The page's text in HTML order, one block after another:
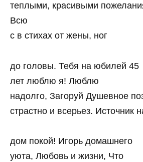
теплыми, красивыми
Всю
с в стихах от жены, ног
до головы. Тебя на юбилей 45
лет люблю я! Люблю
надолго, Загоруй Душевное
страстно и всерьез. Источник
дом покой! Игорь домашнего
уюта, Любовь и жизни, Что